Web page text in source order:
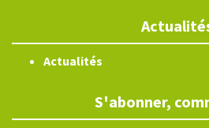
Actualités
S'abonner,